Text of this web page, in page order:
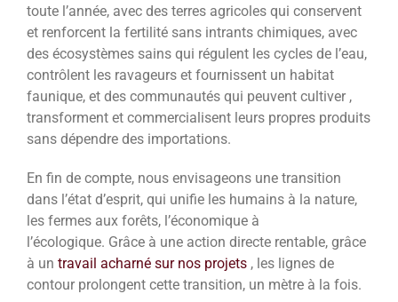
toute l’année, avec des terres agricoles qui conservent
et renforcent la fertilité sans intrants chimiques, avec
des écosystèmes sains qui régulent les cycles de l’eau,
contrôlent les ravageurs et fournissent un habitat
faunique, et des communautés qui peuvent cultiver ,
transforment et commercialisent leurs propres produits
sans dépendre des importations.
En fin de compte, nous envisageons une transition
dans l’état d’esprit, qui unifie les humains à la nature,
les fermes aux forêts, l’économique à
l’écologique. Grâce à une action directe rentable, grâce
à un travail acharné sur nos projets , les lignes de
contour prolongent cette transition, un mètre à la fois.